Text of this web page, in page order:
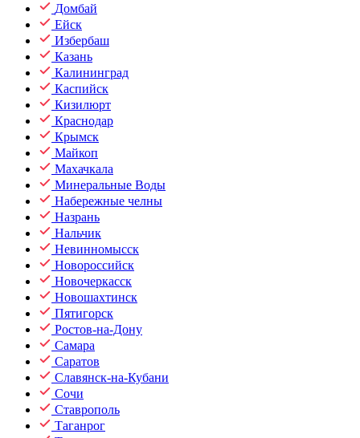
Домбай
Ейск
Избербаш
Казань
Калининград
Каспийск
Кизилюрт
Краснодар
Крымск
Майкоп
Махачкала
Минеральные Воды
Набережные челны
Назрань
Нальчик
Невинномысск
Новороссийск
Новочеркасск
Новошахтинск
Пятигорск
Ростов-на-Дону
Самара
Саратов
Славянск-на-Кубани
Сочи
Ставрополь
Таганрог